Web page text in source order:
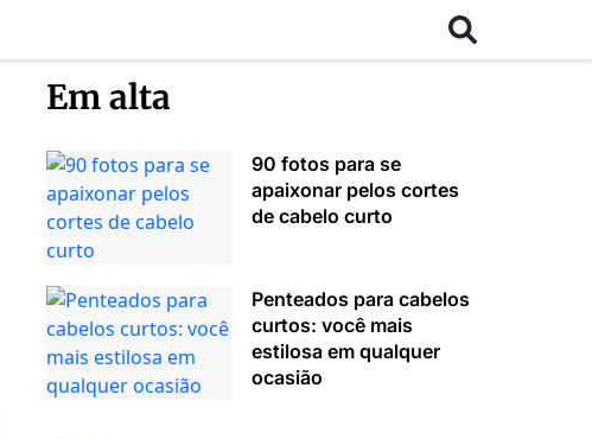
Em alta
90 fotos para se
apaixonar pelos cortes
de cabelo curto
Penteados para cabelos
curtos: você mais
estilosa em qualquer
ocasião